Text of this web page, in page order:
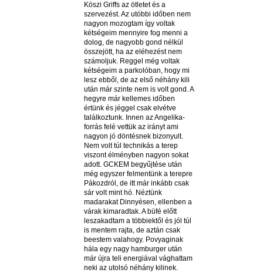
Köszi Griffs az ötletet és a
szervezést. Az utóbbi időben nem
nagyon mozogtam így voltak
kétségeim mennyire fog menni a
dolog, de nagyobb gond nélkül
összejött, ha az eléhezést nem
számoljuk. Reggel még voltak
kétségeim a parkolóban, hogy mi
lesz ebből, de az első néhány kili
után már szinte nem is volt gond. A
hegyre már kellemes időben
értünk és jéggel csak elvétve
találkoztunk. Innen az Angelika-
forrás felé vettük az irányt ami
nagyon jó döntésnek bizonyult.
Nem volt túl technikás a terep
viszont élményben nagyon sokat
adott. GCKEM begyűjtése után
még egyszer felmentünk a terepre
Pákozdról, de itt már inkább csak
sár volt mint hó. Néztünk
madarakat Dinnyésen, ellenben a
várak kimaradtak. A büfé előtt
leszakadtam a többiektől és jól túl
is mentem rajta, de aztán csak
beestem valahogy. Povyaginak
hála egy nagy hamburger után
már újra teli energiával vághattam
neki az utolsó néhány kilinek.